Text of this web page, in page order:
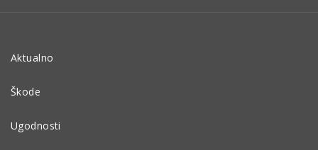
Aktualno
Škode
Ugodnosti